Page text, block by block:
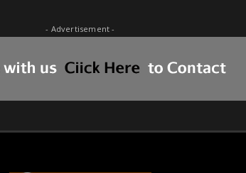
- Advertisement -